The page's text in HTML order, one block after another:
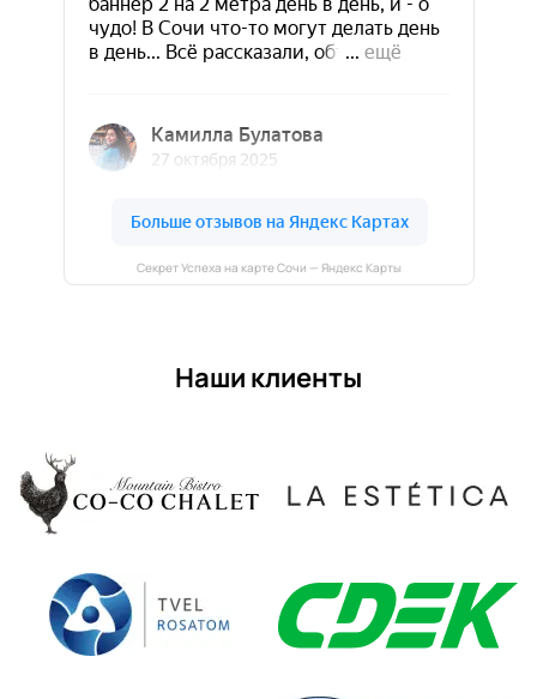
Секрет Успеха на карте Сочи — Яндекс Карты
Наши клиенты